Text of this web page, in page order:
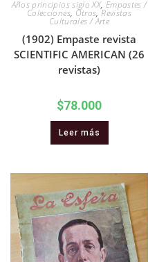
Años principios siglo XX, Empastes /
Colecciones, Otros,Revistas
Culturales / Arte
(1902) Empaste revista
SCIENTIFIC AMERICAN (26
revistas)
$78.000
Leer más